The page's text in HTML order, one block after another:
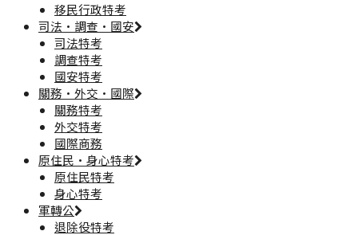
移民行政特考
司法·調查·國安
司法特考
調查特考
國安特考
關務·外交·國際
關務特考
外交特考
國際商務
原住民·身心特考
原住民特考
身心特考
軍轉公
退除役特考